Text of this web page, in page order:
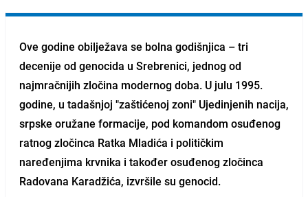
Ove godine obilježava se bolna godišnjica – tri
decenije od genocida u Srebrenici, jednog od
najmračnijih zločina modernog doba. U julu 1995.
godine, u tadašnjoj "zaštićenoj zoni" Ujedinjenih nacija,
srpske oružane formacije, pod komandom osuđenog
ratnog zločinca Ratka Mladića i političkim
naređenjima krvnika i također osuđenog zločinca
Radovana Karadžića, izvršile su genocid.